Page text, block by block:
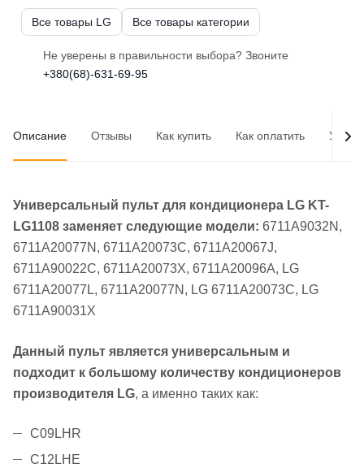
Все товары LG Все товары категории
Не уверены в правильности выбора? Звоните
+380(68)-631-69-95
Описание Отзывы Как купить Как оплатить
Универсальный пульт для кондиционера LG KT-
LG1108 заменяет следующие модели: 6711A9032N,
6711A20077N, 6711A20073C, 6711A20067J,
6711A90022C, 6711A20073X, 6711A20096A, LG
6711A20077L, 6711A20077N, LG 6711A20073C, LG
6711A90031X
Данный пульт является универсальным и
подходит к большому количеству кондиционеров
производителя LG, а именно таких как:
C09LHR
C12LHE